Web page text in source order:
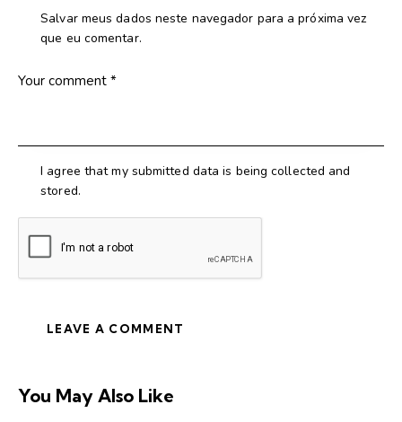
Salvar meus dados neste navegador para a próxima vez
que eu comentar.
I agree that my submitted data is being collected and
stored.
You May Also Like